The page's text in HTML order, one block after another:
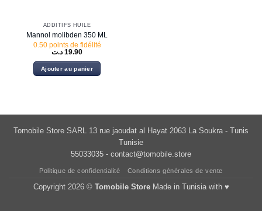
ADDITIFS HUILE
Mannol molibden 350 ML
0.50 points de fidélité
19.90 د.ت
Ajouter au panier
Tomobile Store SARL 13 rue jaoudat al Hayat 2063 La Soukra - Tunis
Tunisie
55033035 - contact@tomobile.store
Politique de confidentialité Conditions générales de vente
Copyright 2026 © Tomobile StoreMade in Tunisia with ♥